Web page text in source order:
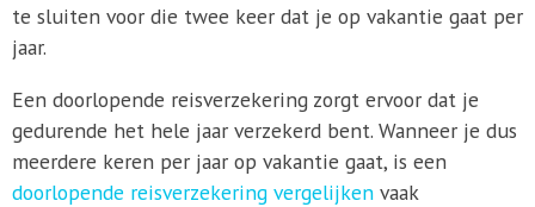
te sluiten voor die twee keer dat je op vakantie gaat per
jaar.
Een doorlopende reisverzekering zorgt ervoor dat je
gedurende het hele jaar verzekerd bent. Wanneer je dus
meerdere keren per jaar op vakantie gaat, is een
doorlopende reisverzekering vergelijkenvaak